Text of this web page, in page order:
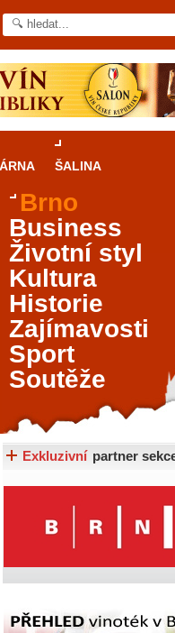
ŠALINA
Brno
Business
Životní styl
Kultura
Historie
Zajímavosti
Sport
Soutěže
Exkluzivní partner